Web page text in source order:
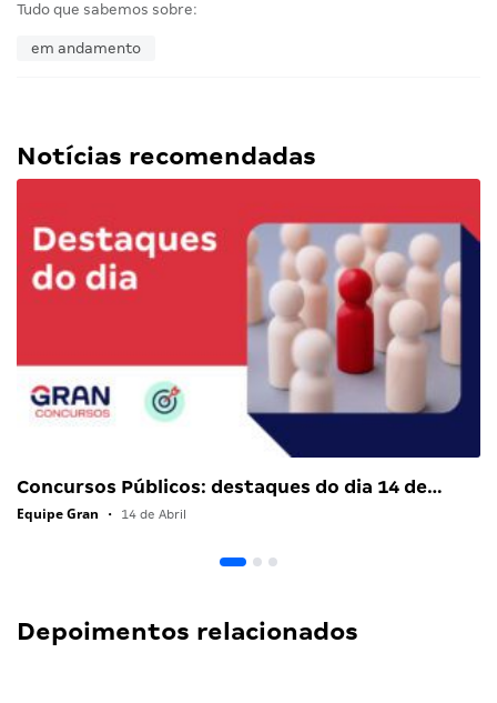
Tudo que sabemos sobre:
em andamento
Notícias recomendadas
Concursos Públicos: destaques do dia 14 de…
Equipe Gran • 14 de Abril
Depoimentos relacionados